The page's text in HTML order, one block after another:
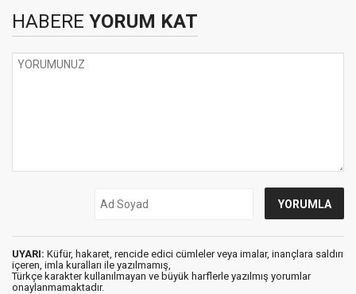
HABERE YORUM KAT
UYARI: Küfür, hakaret, rencide edici cümleler veya imalar, inançlara saldırı
içeren, imla kuralları ile yazılmamış,
Türkçe karakter kullanılmayan ve büyük harflerle yazılmış yorumlar
onaylanmamaktadır.